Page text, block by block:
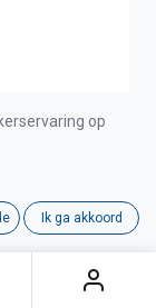
GREY
op
Ik ga akkoord